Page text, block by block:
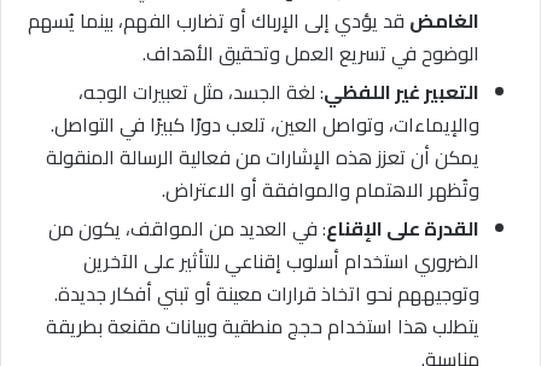
الغامض قد يؤدي إلى الإرباك أو تضارب الفهم، بينما يُسهم
الوضوح في تسريع العمل وتحقيق الأهداف.
التعبير غير اللفظي: لغة الجسد، مثل تعبيرات الوجه،
والإيماءات، وتواصل العين، تلعب دورًا كبيرًا في التواصل.
يمكن أن تعزز هذه الإشارات من فعالية الرسالة المنقولة
وتُظهر الاهتمام والموافقة أو الاعتراض.
القدرة على الإقناع: في العديد من المواقف، يكون من
الضروري استخدام أسلوب إقناعي للتأثير على الآخرين
وتوجيههم نحو اتخاذ قرارات معينة أو تبني أفكار جديدة.
يتطلب هذا استخدام حجج منطقية وبيانات مقنعة بطريقة